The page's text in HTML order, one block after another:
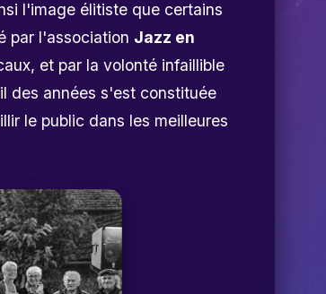
l'image élitiste que certains
par l'association Jazz en
et par la volonté infaillible
des années s'est constituée
le public dans les meilleures